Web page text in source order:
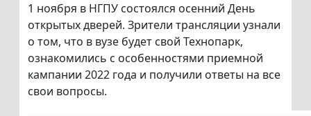
1 ноября в НГПУ состоялся осенний День
открытых дверей. Зрители трансляции узнали
о том, что в вузе будет свой Технопарк,
ознакомились с особенностями приемной
кампании 2022 года и получили ответы на все
свои вопросы.